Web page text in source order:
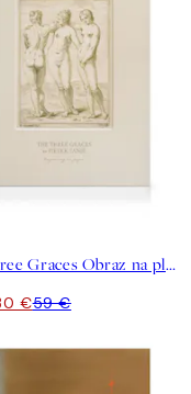
The Three Graces Obraz na plátne
€59 €